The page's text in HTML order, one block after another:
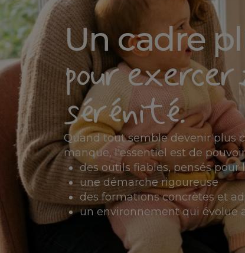
Un cadre
pour exercer
sérénité.
Quand tout semble devenir plus
manque, l'essentiel est de
des outils fiables, pensés pour
une démarche rigoureuse
des formations concrètes et
un environnement qui évolue